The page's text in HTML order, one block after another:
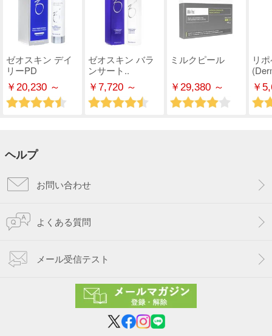
ゼオスキン デイ
リーPD
￥20,230 ～
ゼオスキン バラ
ンサート..
￥7,720 ～
ミルクピール
￥29,380 ～
リ
￥
ヘルプ
お問い合わせ
よくある質問
メール受信テスト